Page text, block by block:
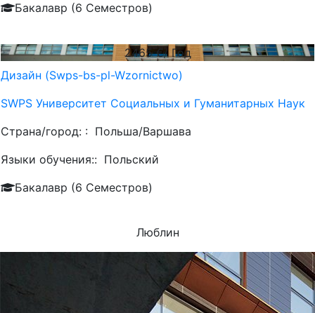
Бакалавр (6 Семестров)
2465€/ Год
Дизайн (Swps-bs-pl-Wzornictwo)
SWPS Университет Социальных и Гуманитарных Наук
Страна/город: : Польша/Варшава
Языки обучения:: Польский
Бакалавр (6 Семестров)
Люблин